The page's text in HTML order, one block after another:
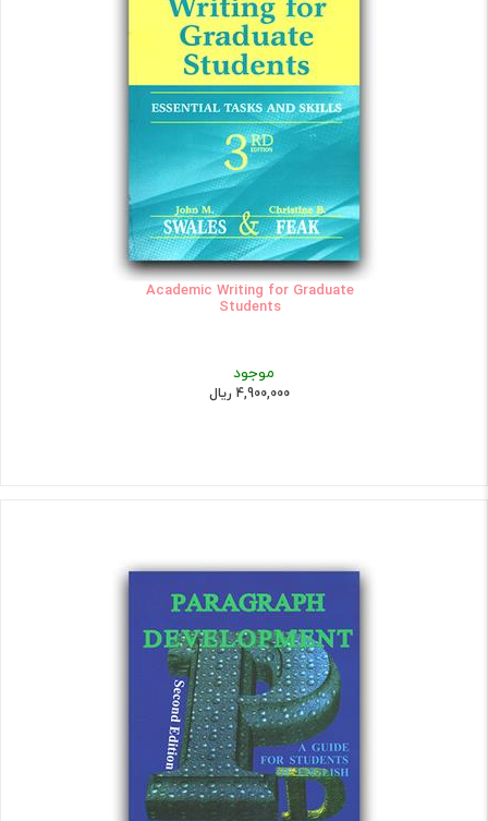
Academic Writing for Graduate
Students
موجود
4,900,000 ریال